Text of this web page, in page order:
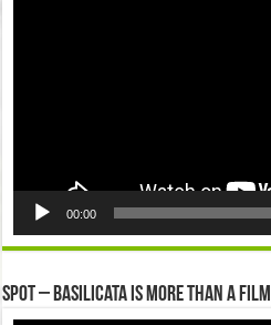
00:00
Spot – Basilicata is more than a Film